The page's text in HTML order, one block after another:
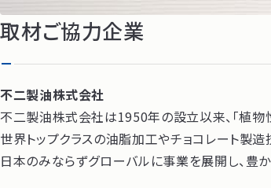
取材ご協力企業
不二製油株式会社
不二製油株式会社は1950年の設立以来、「植物
世界トップクラスの油脂加工やチョコレート製
日本のみならずグローバルに事業を展開し、豊